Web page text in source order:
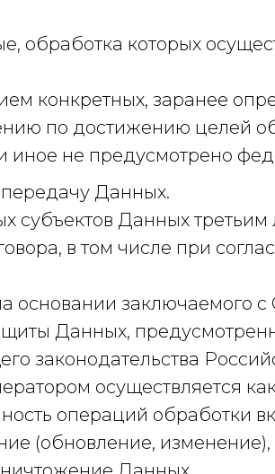
которых
конкретных, заранее
по достижению целей
иное не предусмотрено
передачу Данных.
субъектов Данных
в том числе при
заключаемого с
Данных,
законодательства
осуществляется
операций обработки
(обновление,